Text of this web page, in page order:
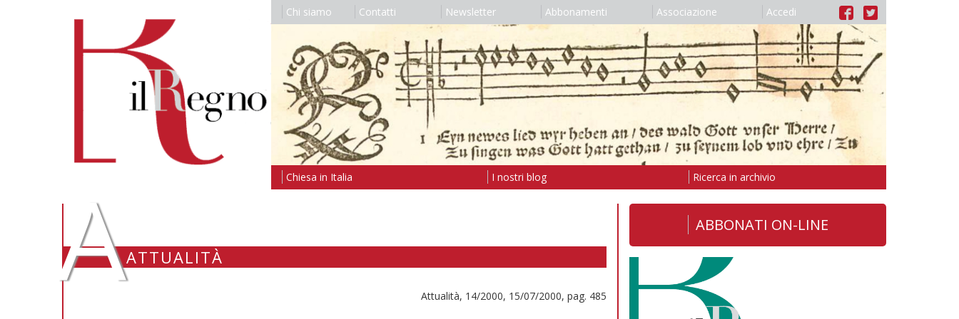
Chi siamo Contatti Newsletter Abbonamenti Associazione Accedi
Chiesa in Italia I nostri blog Ricerca in archivio
AATTUALITÀ
Attualità, 14/2000, 15/07/2000, pag. 485
ABBONATI ON-LINE